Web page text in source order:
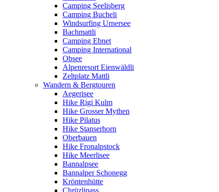
Camping Seelisberg
Camping Bucheli
Windsurfing Urnersee
Bachmattli
Camping Ebnet
Camping International
Obsee
Alpenresort Eienwäldli
Zeltplatz Mattli
Wandern & Bergtouren
Aegerisee
Hike Rigi Kulm
Hike Grosser Mythen
Hike Pilatus
Hike Stanserhorn
Oberbauen
Hike Fronalpstock
Hike Meerlisee
Bannalpsee
Bannalper Schonegg
Kröntenhütte
Chrüzlipass